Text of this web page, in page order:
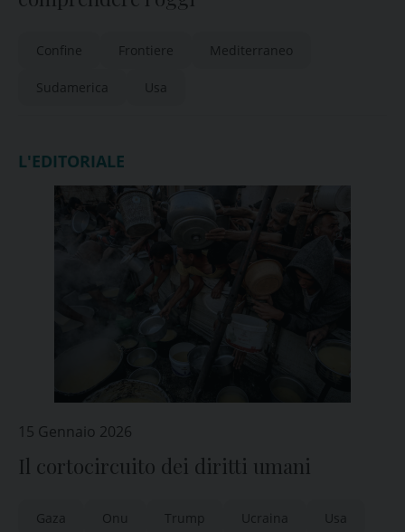
Confine Frontiere Mediterraneo
Sudamerica Usa
L'EDITORIALE
15 Gennaio 2026
Il cortocircuito dei diritti umani
Gaza Onu Trump Ucraina Usa